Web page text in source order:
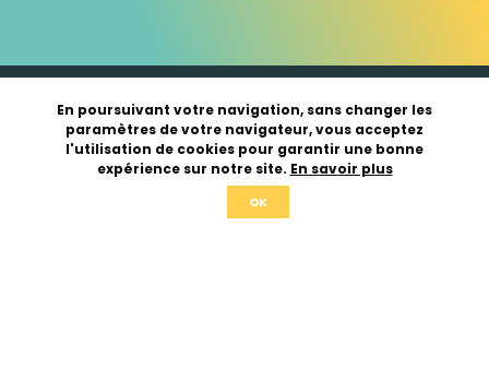
En poursuivant votre navigation, sans changer les
paramètres de votre navigateur, vous acceptez
l'utilisation de cookies pour garantir une bonne
expérience sur notre site. En savoir plus
OK